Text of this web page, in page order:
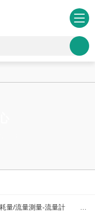
区在线观看-亚洲国产精品
久综合久久伊人
量/流量測量-流量計